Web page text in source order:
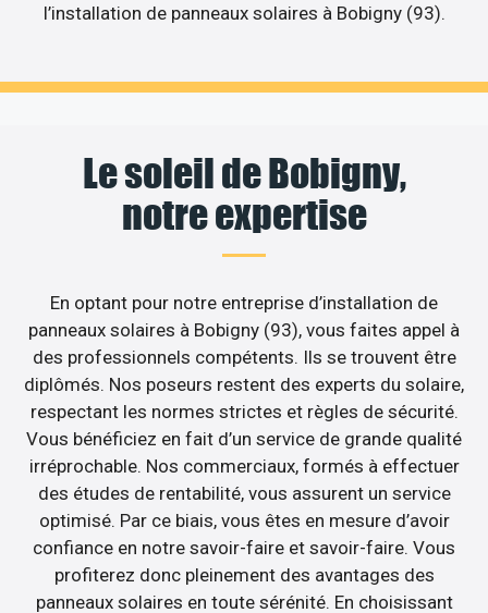
l’installation de panneaux solaires à Bobigny (93).
Le soleil de Bobigny,
notre expertise
En optant pour notre entreprise d’installation de
panneaux solaires à Bobigny (93), vous faites appel à
des professionnels compétents. Ils se trouvent être
diplômés. Nos poseurs restent des experts du solaire,
respectant les normes strictes et règles de sécurité.
Vous bénéficiez en fait d’un service de grande qualité
irréprochable. Nos commerciaux, formés à effectuer
des études de rentabilité, vous assurent un service
optimisé. Par ce biais, vous êtes en mesure d’avoir
confiance en notre savoir-faire et savoir-faire. Vous
profiterez donc pleinement des avantages des
panneaux solaires en toute sérénité. En choisissant